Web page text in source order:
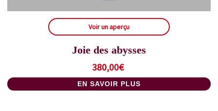
Voir un aperçu
Joie des abysses
380,00€
EN SAVOIR PLUS